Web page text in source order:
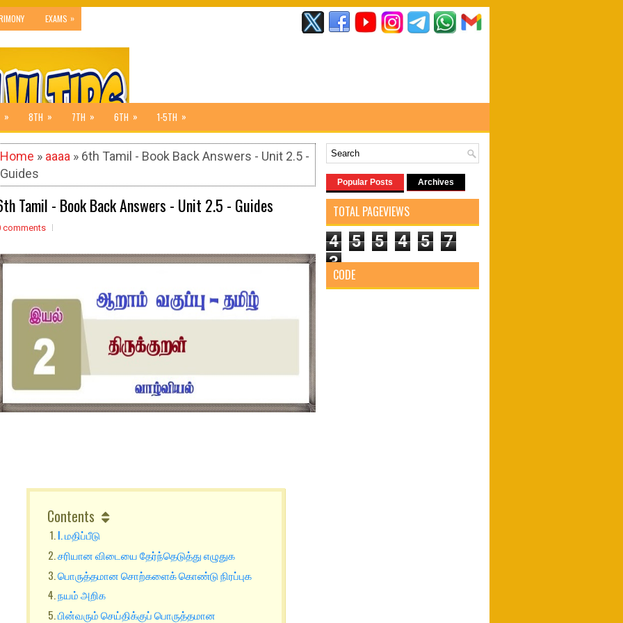
EXAMS »
» 8TH » 7TH » 6TH » 1-5TH »
Home » aaaa » 6th Tamil - Book Back Answers - Unit 2.5 -
Guides
Tamil - Book Back Answers - Unit 2.5 - Guides
comments
Contents
I. மதிப்பீடு
சரியான விடையை தேர்ந்தெடுத்து எழுதுக
பொருத்தமான சொற்களைக் கொண்டு நிரப்புக
நயம் அறிக
பின்வரும் செய்திக்குப் பொருத்தமான
Popular Posts Archives
TOTAL PAGEVIEWS
4 5 5 4 5
7
3
CODE